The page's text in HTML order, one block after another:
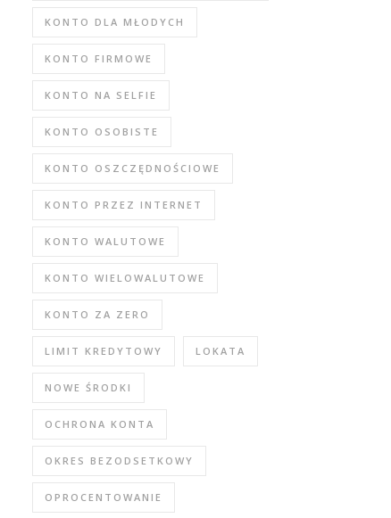
KONTO DLA MŁODYCH
KONTO FIRMOWE
KONTO NA SELFIE
KONTO OSOBISTE
KONTO OSZCZĘDNOŚCIOWE
KONTO PRZEZ INTERNET
KONTO WALUTOWE
KONTO WIELOWALUTOWE
KONTO ZA ZERO
LIMIT KREDYTOWY LOKATA
NOWE ŚRODKI
OCHRONA KONTA
OKRES BEZODSETKOWY
OPROCENTOWANIE